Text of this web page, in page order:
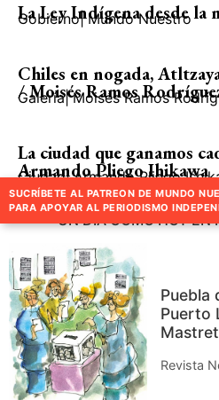
La Ley Indígena desde la
Gobierno| Mundo Nuestro
Chiles en nogada,
/ Moisés Ramos
Galería| Moisés Ramos
La ciudad que ganamos
Armando Pliego Ihikawa
Ciudad| Armando Pliego
UN DÍA COMO HOY EN
Puebla
Puerto
Revista
SUCRÍBETE AL PATREON DE MUNDO
PARA APOYAR AL PERIODISMO